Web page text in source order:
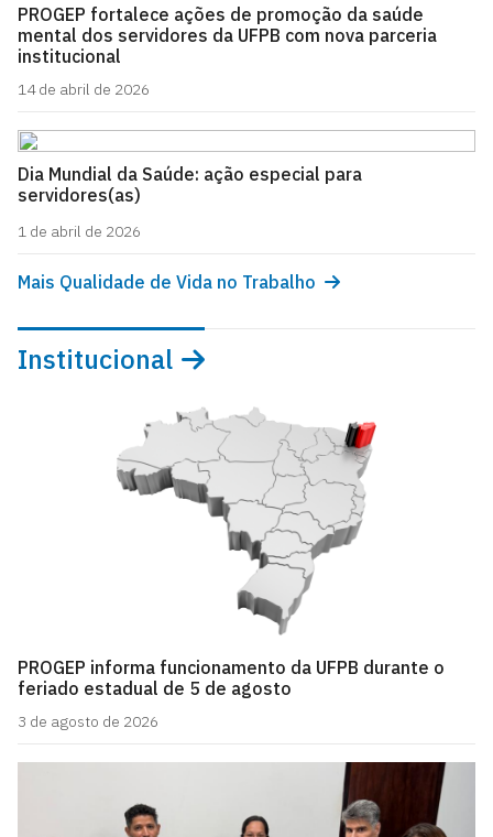
PROGEP fortalece ações de promoção da saúde
mental dos servidores da UFPB com nova parceria
institucional
14 de abril de 2026
Dia Mundial da Saúde: ação especial para
servidores(as)
1 de abril de 2026
Mais Qualidade de Vida no Trabalho
Institucional
PROGEP informa funcionamento da UFPB durante o
feriado estadual de 5 de agosto
3 de agosto de 2026